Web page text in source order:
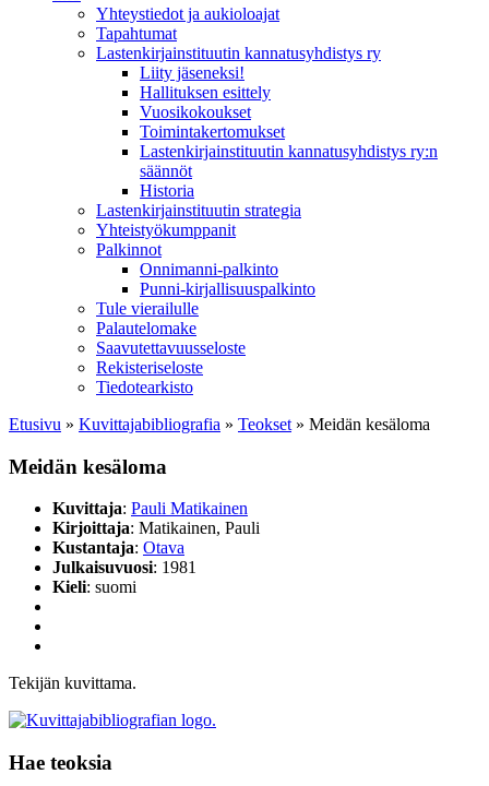
Yhteystiedot ja aukioloajat
Tapahtumat
Lastenkirjainstituutin kannatusyhdistys ry
Liity jäseneksi!
Hallituksen esittely
Vuosikokoukset
Toimintakertomukset
Lastenkirjainstituutin kannatusyhdistys ry:n
säännöt
Historia
Lastenkirjainstituutin strategia
Yhteistyökumppanit
Palkinnot
Onnimanni-palkinto
Punni-kirjallisuuspalkinto
Tule vierailulle
Palautelomake
Saavutettavuusseloste
Rekisteriseloste
Tiedotearkisto
Etusivu » Kuvittaja­bibliografia » Teokset » Meidän kesäloma
Meidän kesäloma
Kuvittaja: Pauli Matikainen
Kirjoittaja: Matikainen, Pauli
Kustantaja: Otava
Julkaisuvuosi: 1981
Kieli: suomi
Tekijän kuvittama.
Hae teoksia